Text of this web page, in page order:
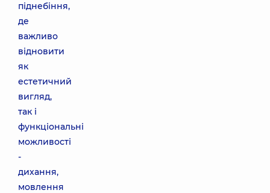
піднебіння,
де
важливо
відновити
як
естетичний
вигляд,
так і
функціональні
можливості
-
дихання,
мовлення